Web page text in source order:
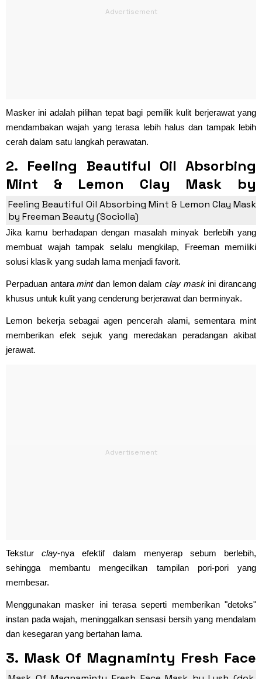
Masker ini adalah pilihan tepat bagi pemilik kulit berjerawat yang
mendambakan wajah yang terasa lebih halus dan tampak lebih
cerah dalam satu langkah perawatan.
2. Feeling Beautiful Oil Absorbing
Mint & Lemon Clay Mask by
Freeman
Feeling Beautiful Oil Absorbing Mint & Lemon Clay Mask
by Freeman Beauty (Sociolla)
Jika kamu berhadapan dengan masalah minyak berlebih yang
membuat wajah tampak selalu mengkilap, Freeman memiliki
solusi klasik yang sudah lama menjadi favorit.
Perpaduan antaramintdan lemon dalamclay mask ini dirancang
khusus untuk kulit yang cenderung berjerawat dan berminyak.
Lemon bekerja sebagai agen pencerah alami, sementara mint
memberikan efek sejuk yang meredakan peradangan akibat
jerawat.
Teksturclay-nya efektif dalam menyerap sebum berlebih,
sehingga membantu mengecilkan tampilan pori-pori yang
membesar.
Menggunakan masker ini terasa seperti memberikan "detoks"
instan pada wajah, meninggalkan sensasi bersih yang mendalam
dan kesegaran yang bertahan lama.
3. Mask Of Magnaminty Fresh Face